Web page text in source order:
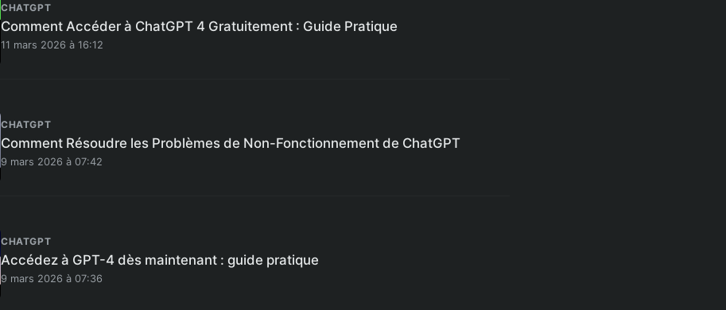
CHATGPT
Comment Accéder à ChatGPT 4 Gratuitement : Guide Pratique
11 mars 2026 à 16:12
CHATGPT
Comment Résoudre les Problèmes de Non-Fonctionnement de ChatGPT
9 mars 2026 à 07:42
CHATGPT
Accédez à GPT-4 dès maintenant : guide pratique
9 mars 2026 à 07:36